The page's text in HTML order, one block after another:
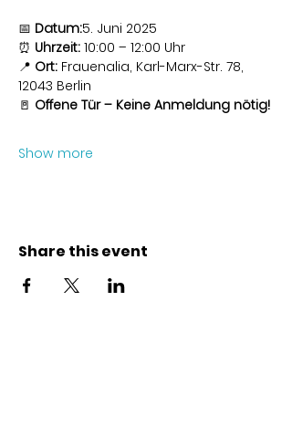
📅 Datum:5. Juni 2025
⏰ Uhrzeit: 10:00 – 12:00 Uhr
📍 Ort: Frauenalia, Karl-Marx-Str. 78,
12043 Berlin
🚪 Offene Tür – Keine Anmeldung nötig!
Show more
Share this event